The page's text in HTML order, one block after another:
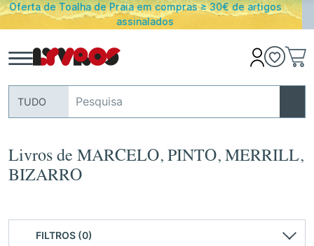
de artigos
PORTES GRATUITOS em encomendas
TUDO
Livros de MARCELO, PINTO, MERRILL,
BIZARRO
FILTROS (0)